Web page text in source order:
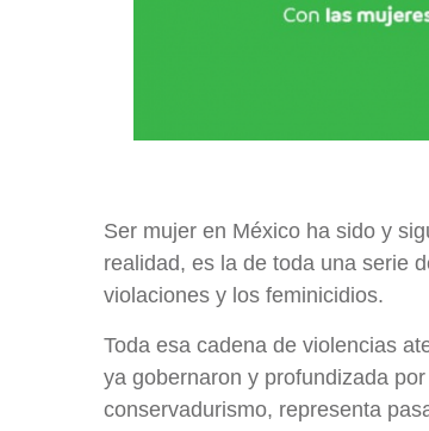
Ser mujer en México ha sido y
realidad, es la de toda una serie
violaciones y los feminicidios.
Toda esa cadena de violencias
ya gobernaron y profundizada
conservadurismo, representa